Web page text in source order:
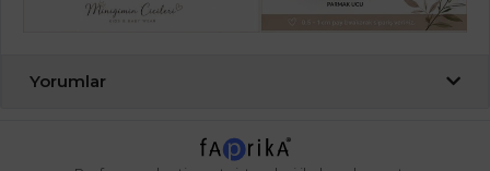
Yorumlar